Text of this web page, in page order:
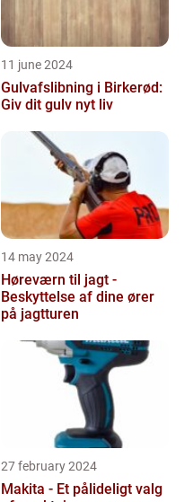
11 june 2024
Gulvafslibning i Birkerød:
Giv dit gulv nyt liv
14 may 2024
Høreværn til jagt -
Beskyttelse af dine ører
på jagtturen
27 february 2024
Makita - Et pålideligt valg